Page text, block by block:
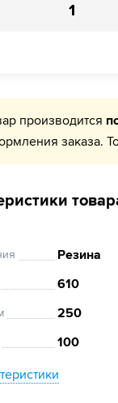
производится
заказа.
Резина
610
250
100